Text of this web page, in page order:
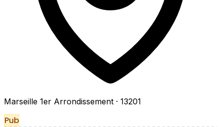
Marseille 1er Arrondissement · 13201
Pub